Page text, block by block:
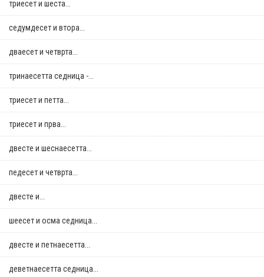
триесет и шеста...
седумдесет и втора...
дваесет и четврта...
тринаесетта седница -...
триесет и петта...
триесет и прва...
двестe и шеснаесетта...
педесет и четврта...
двестe и...
шеесет и осма седница...
двестe и петнаесетта...
деветнаесетта седница...